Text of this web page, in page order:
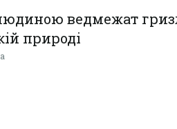
ведмежат
природі